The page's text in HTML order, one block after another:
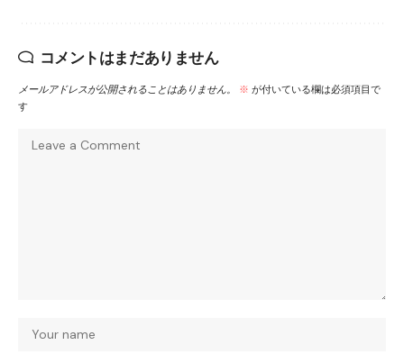
コメントはまだありません
メールアドレスが公開されることはありません。 ※ が付いている欄は必須項目で
す